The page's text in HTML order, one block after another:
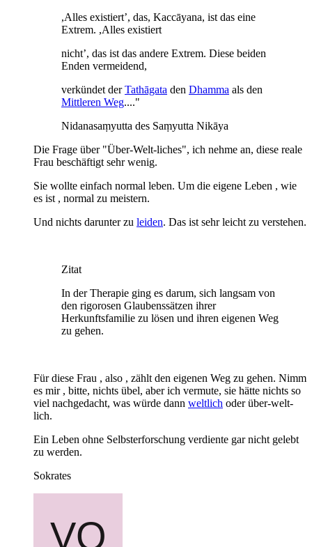
,Alles existiert’, das, Kaccāyana, ist das eine
Extrem. ,Alles existiert
nicht’, das ist das andere Extrem. Diese beiden
Enden vermeidend,
verkündet derTathāgata den Dhamma als den
Mittleren Weg...."
Nidanasaṃyutta des Saṃyutta Nikāya
Die Frage über "Über-Welt-liches", ich nehme an, diese reale
Frau beschäftigt sehr wenig.
Sie wollte einfach normal leben. Um die eigene Leben , wie
es ist , normal zu meistern.
Und nichts darunter zu leiden. Das ist sehr leicht zu verstehen.
Zitat
In der Therapie ging es darum, sich langsam von
den rigorosen Glaubenssätzen ihrer
Herkunftsfamilie zu lösen und ihren eigenen Weg
zu gehen.
Für diese Frau , also , zählt den eigenen Weg zu gehen. Nimm
es mir , bitte, nichts übel, aber ich vermute, sie hätte nichts so
viel nachgedacht, was würde dann weltlich oder über-welt-
lich.
Ein Leben ohne Selbsterforschung verdiente gar nicht gelebt
zu werden.
Sokrates